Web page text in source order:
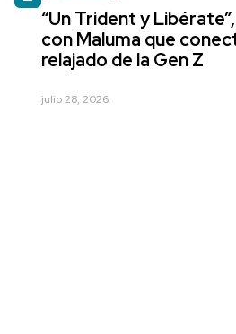
“Un Trident y
con Maluma que
relajado de la Gen Z
julio 28, 2026